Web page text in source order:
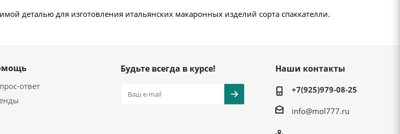
деталью для изготовления итальянских макаронных изделий сорта спаккателли.
ответ
Будьте всегда в курсе! Наши контакты
+7(925)979-08-25
info@mol777.ru